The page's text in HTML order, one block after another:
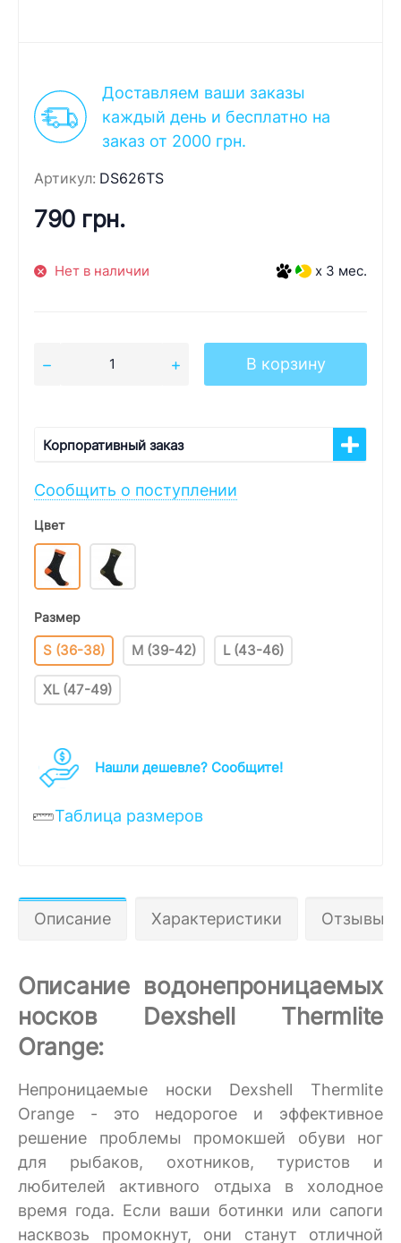
Доставляем ваши заказы
каждый день и бесплатно на
заказ от 2000 грн.
Артикул: DS626TS
790 грн.
Нет в наличии x 3 мес.
В корзину
Корпоративный заказ
Сообщить о поступлении
Цвет
Размер
S (36-38) M (39-42) L (43-46)
XL (47-49)
Нашли дешевле? Cообщите!
Таблица размеров
Описание Характеристики Отзывы 1
Описание водонепроницаемых
носков Dexshell Thermlite
Orange:
Непроницаемые носки Dexshell Thermlite
Orange - это недорогое и эффективное
решение проблемы промокшей обуви ног
для рыбаков, охотников, туристов и
любителей активного отдыха в холодное
время года. Если ваши ботинки или сапоги
насквозь промокнут, они станут отличной